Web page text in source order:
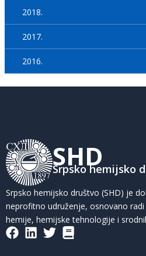
2018.
2017.
2016.
SHD
Srpsko hemijsko
Srpsko hemijsko društvo (SHD) je
neprofitno udruženje, osnovano
hemije, hemijske tehnologije i